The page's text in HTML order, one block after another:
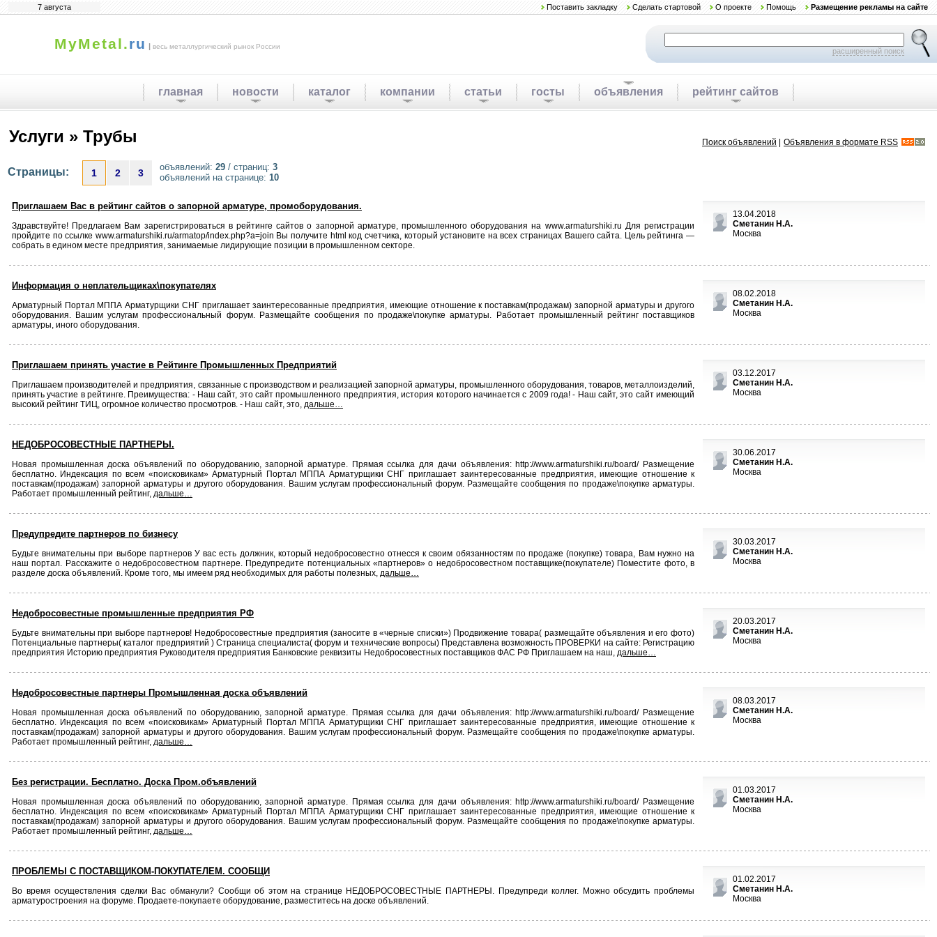
7 августа Поставить закладку Сделать стартовой О проекте Помощь Размещение рекламы на сайте
MyMetal.ru | весь металлургический рынок России
расширенный поиск
главная новости каталог компании статьи госты объявления рейтинг сайтов
Услуги » Трубы Поиск объявлений Объявления в формате RSS
Страницы: 1 2 3
объявлений: 29 / страниц: 3
объявлений на странице: 10
Приглашаем Вас в рейтинг сайтов о запорной арматуре, промоборудования.
Здравствуйте! Предлагаем Вам зарегистрироваться в рейтинге сайтов о запорной арматуре, промышленного оборудования на www.armaturshiki.ru Для регистрации
пройдите по ссылке www.armaturshiki.ru/armatop/index.php?a=join Вы получите html код счетчика, который установите на всех страницах Вашего сайта. Цель рейтинга —
собрать в едином месте предприятия, занимаемые лидирующие позиции в промышленном секторе.
13.04.2018
Сметанин Н.А.
Москва
Информация о неплательщиках\покупателях
Арматурный Портал МППА Арматурщики СНГ приглашает заинтересованные предприятия, имеющие отношение к поставкам(продажам) запорной арматуры и другого
оборудования. Вашим услугам профессиональный форум. Размещайте сообщения по продаже\покупке арматуры. Работает промышленный рейтинг поставщиков
арматуры, иного оборудования.
08.02.2018
Сметанин Н.А.
Москва
Приглашаем принять участие в Рейтинге Промышленных Предприятий
Приглашаем производителей и предприятия, связанные с производством и реализацией запорной арматуры, промышленного оборудования, товаров, металлоизделий,
принять участие в рейтинге. Преимущества: - Наш сайт, это сайт промышленного предприятия, история которого начинается с 2009 года! - Наш сайт, это сайт имеющий
высокий рейтинг ТИЦ, огромное количество просмотров. - Наш сайт, это, дальше…
03.12.2017
Сметанин Н.А.
Москва
НЕДОБРОСОВЕСТНЫЕ ПАРТНЕРЫ.
Новая промышленная доска объявлений по оборудованию, запорной арматуре. Прямая ссылка для дачи объявления: http://www.armaturshiki.ru/board/ Размещение
бесплатно. Индексация по всем «поисковикам» Арматурный Портал МППА Арматурщики СНГ приглашает заинтересованные предприятия, имеющие отношение к
поставкам(продажам) запорной арматуры и другого оборудования. Вашим услугам профессиональный форум. Размещайте сообщения по продаже\покупке арматуры.
Работает промышленный рейтинг, дальше…
30.06.2017
Сметанин Н.А.
Москва
Предупредите партнеров по бизнесу
Будьте внимательны при выборе партнеров У вас есть должник, который недобросовестно отнесся к своим обязанностям по продаже (покупке) товара, Вам нужно на
наш портал. Расскажите о недобросовестном партнере. Предупредите потенциальных «партнеров» о недобросовестном поставщике(покупателе) Поместите фото, в
разделе доска объявлений. Кроме того, мы имеем ряд необходимых для работы полезных, дальше…
30.03.2017
Сметанин Н.А.
Москва
Недобросовестные промышленные предприятия РФ
Будьте внимательны при выборе партнеров! Недобросовестные предприятия (заносите в «черные списки») Продвижение товара( размещайте объявления и его фото)
Потенциальные партнеры( каталог предприятий ) Страница специалиста( форум и технические вопросы) Представлена возможность ПРОВЕРКИ на сайте: Регистрацию
предприятия Историю предприятия Руководителя предприятия Банковские реквизиты Недобросовестных поставщиков ФАС РФ Приглашаем на наш, дальше…
20.03.2017
Сметанин Н.А.
Москва
Недобросовестные партнеры Промышленная доска объявлений
Новая промышленная доска объявлений по оборудованию, запорной арматуре. Прямая ссылка для дачи объявления: http://www.armaturshiki.ru/board/ Размещение
бесплатно. Индексация по всем «поисковикам» Арматурный Портал МППА Арматурщики СНГ приглашает заинтересованные предприятия, имеющие отношение к
поставкам(продажам) запорной арматуры и другого оборудования. Вашим услугам профессиональный форум. Размещайте сообщения по продаже\покупке арматуры.
Работает промышленный рейтинг, дальше…
08.03.2017
Сметанин Н.А.
Москва
Без регистрации. Бесплатно. Доска Пром.объявлений
Новая промышленная доска объявлений по оборудованию, запорной арматуре. Прямая ссылка для дачи объявления: http://www.armaturshiki.ru/board/ Размещение
бесплатно. Индексация по всем «поисковикам» Арматурный Портал МППА Арматурщики СНГ приглашает заинтересованные предприятия, имеющие отношение к
поставкам(продажам) запорной арматуры и другого оборудования. Вашим услугам профессиональный форум. Размещайте сообщения по продаже\покупке арматуры.
Работает промышленный рейтинг, дальше…
01.03.2017
Сметанин Н.А.
Москва
ПРОБЛЕМЫ С ПОСТАВЩИКОМ-ПОКУПАТЕЛЕМ. СООБЩИ
Во время осуществления сделки Вас обманули? Сообщи об этом на странице НЕДОБРОСОВЕСТНЫЕ ПАРТНЕРЫ. Предупреди коллег. Можно обсудить проблемы
арматуростроения на форуме. Продаете-покупаете оборудование, разместитесь на доске объявлений.
01.02.2017
Сметанин Н.А.
Москва